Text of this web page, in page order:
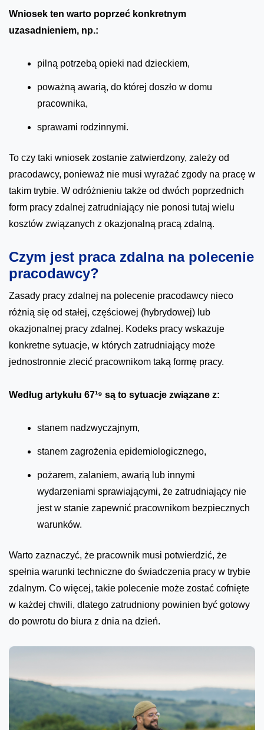
Wniosek ten warto poprzeć konkretnym
uzasadnieniem, np.:
pilną potrzebą opieki nad dzieckiem,
poważną awarią, do której doszło w domu
pracownika,
sprawami rodzinnymi.
To czy taki wniosek zostanie zatwierdzony, zależy od
pracodawcy, ponieważ nie musi wyrażać zgody na pracę w
takim trybie. W odróżnieniu także od dwóch poprzednich
form pracy zdalnej zatrudniający nie ponosi tutaj wielu
kosztów związanych z okazjonalną pracą zdalną.
Czym jest praca zdalna na polecenie
pracodawcy?
Zasady pracy zdalnej na polecenie pracodawcy nieco
różnią się od stałej, częściowej (hybrydowej) lub
okazjonalnej pracy zdalnej. Kodeks pracy wskazuje
konkretne sytuacje, w których zatrudniający może
jednostronnie zlecić pracownikom taką formę pracy.
Według artykułu 67¹⁹ są to sytuacje związane z:
stanem nadzwyczajnym,
stanem zagrożenia epidemiologicznego,
pożarem, zalaniem, awarią lub innymi
wydarzeniami sprawiającymi, że zatrudniający nie
jest w stanie zapewnić pracownikom bezpiecznych
warunków.
Warto zaznaczyć, że pracownik musi potwierdzić, że
spełnia warunki techniczne do świadczenia pracy w trybie
zdalnym. Co więcej, takie polecenie może zostać cofnięte
w każdej chwili, dlatego zatrudniony powinien być gotowy
do powrotu do biura z dnia na dzień.